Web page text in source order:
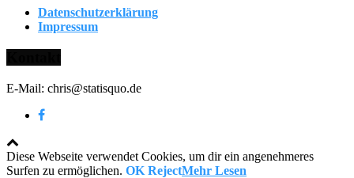
Datenschutzerklärung
Impressum
E-Mail: chris@statisquo.de
Diese Webseite verwendet Cookies, um dir ein angenehmeres
Surfen zu ermöglichen. OK RejectMehr Lesen